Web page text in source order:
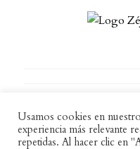
Usamos cookies en
experiencia más relevante
repetidas. Al hacer clic en